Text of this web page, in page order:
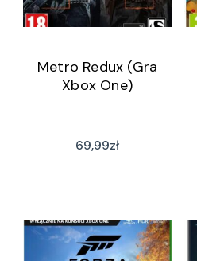
Metro Redux (Gra
Xbox One)
69,99zł